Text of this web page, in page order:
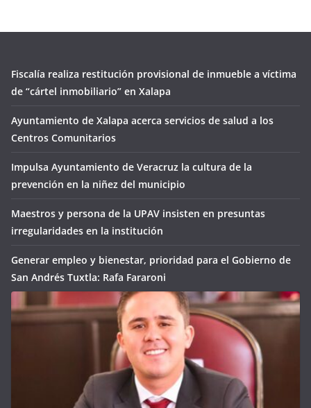
Fiscalía realiza restitución provisional de inmueble a víctima
de “cártel inmobiliario” en Xalapa
Ayuntamiento de Xalapa acerca servicios de salud a los
Centros Comunitarios
Impulsa Ayuntamiento de Veracruz la cultura de la
prevención en la niñez del municipio
Maestros y persona de la UPAV insisten en presuntas
irregularidades en la institución
Generar empleo y bienestar, prioridad para el Gobierno de
San Andrés Tuxtla: Rafa Fararoni